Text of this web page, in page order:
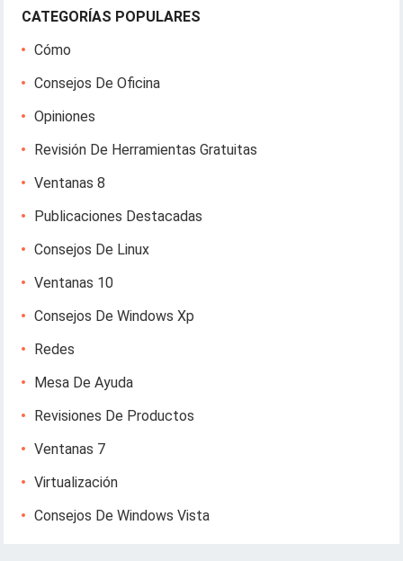
CATEGORÍAS POPULARES
Cómo
Consejos De Oficina
Opiniones
Revisión De Herramientas Gratuitas
Ventanas 8
Publicaciones Destacadas
Consejos De Linux
Ventanas 10
Consejos De Windows Xp
Redes
Mesa De Ayuda
Revisiones De Productos
Ventanas 7
Virtualización
Consejos De Windows Vista